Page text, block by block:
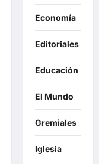
Economía
Editoriales
Educación
El Mundo
Gremiales
Iglesia